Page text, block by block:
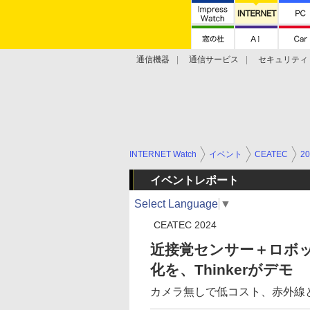
通信機器 通信サービス
セキュリティ
INTERNET Watch イベント CEATEC
イベントレポート
Select Language ▼
CEATEC 2024
近接覚センサー＋ロボ
化を、Thinkerがデモ
カメラ無しで低コスト、赤外線